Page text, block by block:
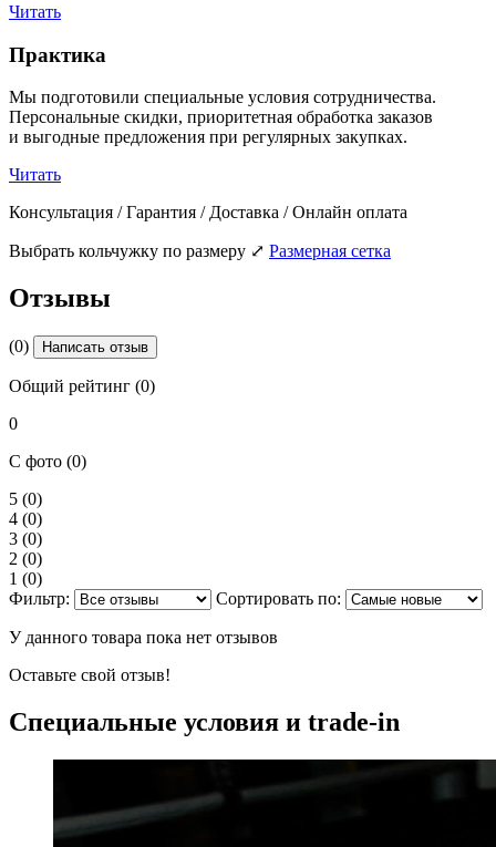
Читать
Практика
Мы подготовили специальные условия сотрудничества.
Персональные скидки, приоритетная обработка заказов
и выгодные предложения при регулярных закупках.
Читать
Консультация / Гарантия / Доставка / Онлайн оплата
Выбрать кольчужку по размеру ⤢ Размерная сетка
Отзывы
(0) Написать отзыв
Общий рейтинг (0)
0
С фото (0)
5 (0)
4 (0)
3 (0)
2 (0)
1 (0)
Фильтр:
Сортировать по:
У данного товара пока нет отзывов
Оставьте свой отзыв!
Специальные условия и trade-in